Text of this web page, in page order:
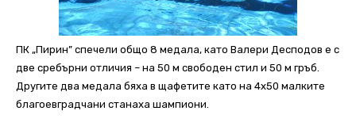
ПК „Пирин” спечели общо 8 медала, като Валери Десподов е с
две сребърни отличия – на 50 м свободен стил и 50 м гръб.
Другите два медала бяха в щафетите като на 4х50 малките
благоевградчани станаха шампиони.